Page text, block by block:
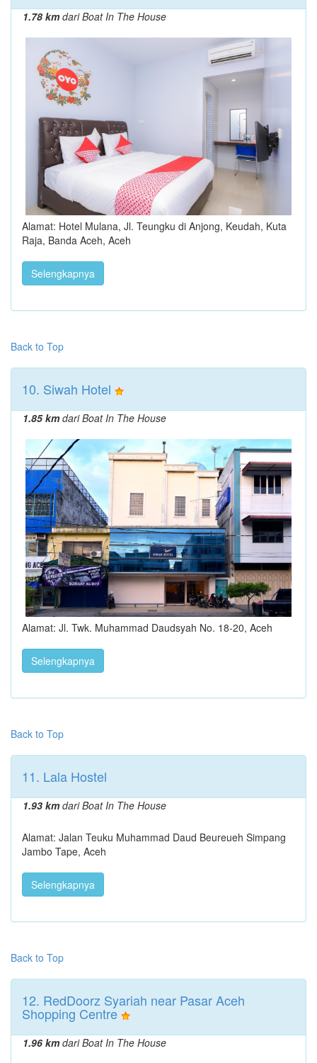
1.78 kmdari Boat In The House
Alamat: Hotel Mulana, Jl. Teungku di Anjong, Keudah, Kuta
Raja, Banda Aceh, Aceh
Selengkapnya
Back to Top
10. Siwah Hotel
1.85 kmdari Boat In The House
Alamat: Jl. Twk. Muhammad Daudsyah No. 18-20, Aceh
Selengkapnya
Back to Top
11. Lala Hostel
1.93 kmdari Boat In The House
Alamat: Jalan Teuku Muhammad Daud Beureueh Simpang
Jambo Tape, Aceh
Selengkapnya
Back to Top
12. RedDoorz Syariah near Pasar Aceh
Shopping Centre
1.96 kmdari Boat In The House